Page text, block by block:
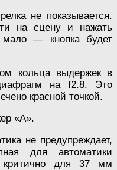
не показывается.
на сцену и нажать
— кнопка будет
кольца выдержек в
на f2.8. Это
красной точкой.
«А».
не предупреждает,
для автоматики
для 37 мм